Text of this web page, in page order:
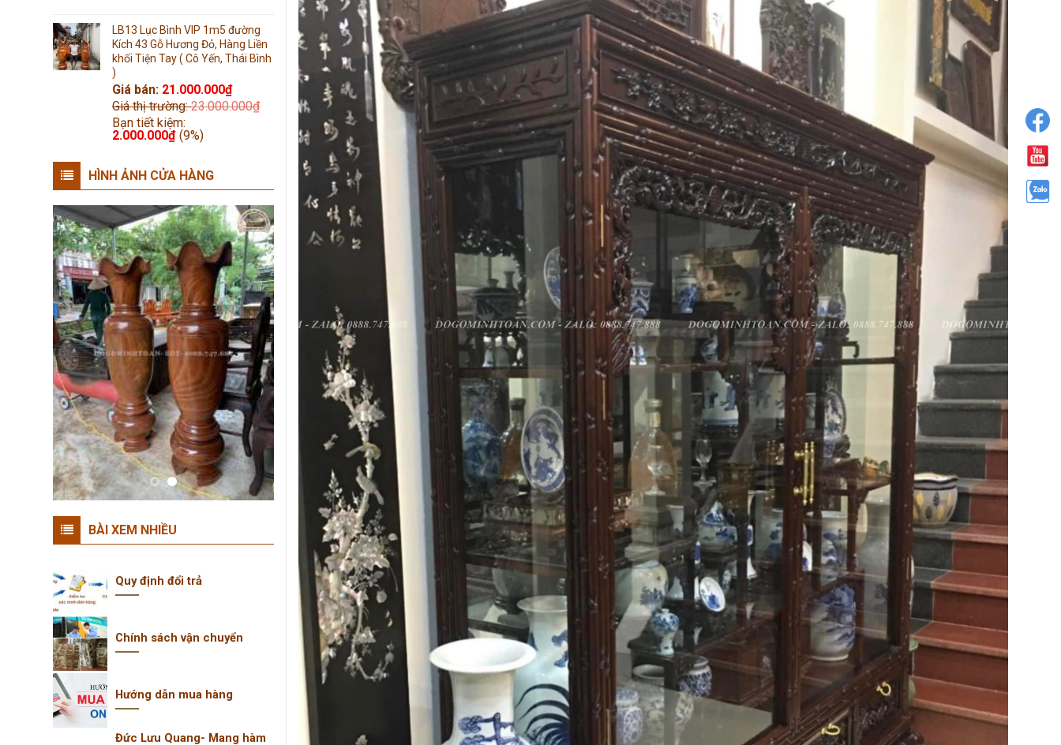
LB13 Lục Bình VIP 1m5 đường
Kích 43 Gỗ Hương Đỏ, Hàng Liền
khối Tiện Tay ( Cô Yến, Thái Bình
)
Giá bán: 21.000.000₫
Giá thị trường:23.000.000₫
Bạn tiết kiệm:
2.000.000₫ (9%)
HÌNH ẢNH CỬA HÀNG
BÀI XEM NHIỀU
Quy định đổi trả
Chính sách vận chuyển
Hướng dẫn mua hàng
Đức Lưu Quang- Mang hàm